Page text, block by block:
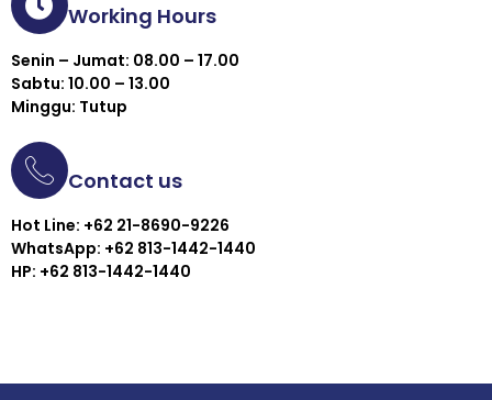
Working Hours
Senin – Jumat: 08.00 – 17.00
Sabtu: 10.00 – 13.00
Minggu: Tutup
Contact us
Hot Line: +62 21-8690-9226
WhatsApp: +62 813-1442-1440
HP: +62 813-1442-1440